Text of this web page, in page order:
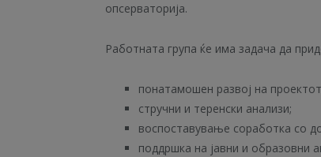
опсерваторија.
Работната група ќе има задача да
понатамошен развој на
стручни и теренски анализи;
воспоставување соработка со
поддршка на јавни и образовни